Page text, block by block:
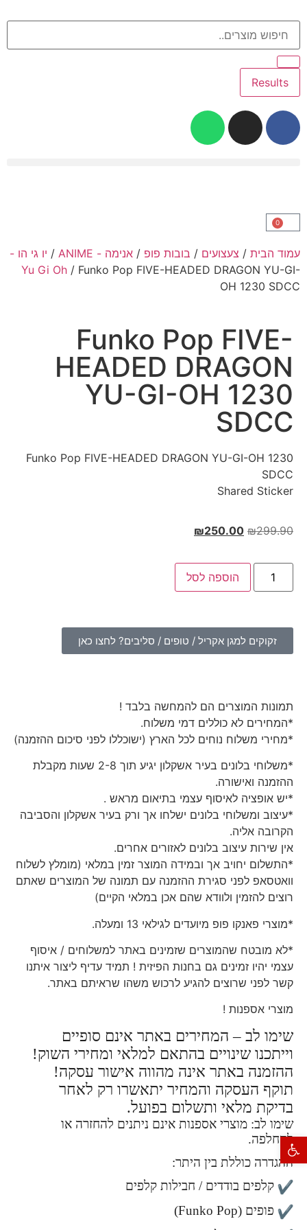
זמן אספקה 1-3 ימי עסקים
Results
0
עמוד הבית / צעצועים / בובות פופ / אנימה - ANIME / יו גי הו -
Yu Gi Oh / Funko Pop FIVE-HEADED DRAGON YU-GI-
OH 1230 SDCC
Funko Pop FIVE-
HEADED DRAGON
YU-GI-OH 1230
SDCC
Funko Pop FIVE-HEADED DRAGON YU-GI-OH 1230
SDCC
Shared Sticker
₪299.90
₪250.00
הוספה לסל
זקוקים למגן אקריל / טופים / סליבים? לחצו כאן
תמונות המוצרים הם להמחשה בלבד !
*המחירים לא כוללים דמי משלוח.
*מחירי משלוח נוחים לכל הארץ (ישוכללו לפני סיכום ההזמנה)
*משלוחי בלונים בעיר אשקלון יגיע תוך 2-8 שעות מקבלת
ההזמנה ואישורה.
*יש אופציה לאיסוף עצמי בתיאום מראש .
*עיצוב ומשלוחי בלונים ישלחו אך ורק בעיר אשקלון והסביבה
הקרובה אליה.
אין שירות עיצוב בלונים לאזורים אחרים.
*התשלום יחויב אך ובמידה המוצר זמין במלאי (מומלץ לשלוח
וואטסאפ לפני סגירת ההזמנה עם תמונה של המוצרים שאתם
רוצים להזמין ולוודא שהם אכן במלאי הקיים)
*מוצרי פאנקו פופ מיועדים לגילאי 13 ומעלה.
*לא מובטח שהמוצרים שזמינים באתר למשלוחים / איסוף
עצמי יהיו זמינים גם בחנות הפיזית ! תמיד עדיף ליצור איתנו
קשר לפני שרוצים להגיע לרכוש משהו שראיתם באתר.
מוצרי אספנות !
שימו לב – המחירים באתר אינם סופיים
וייתכנו שינויים בהתאם למלאי ומחירי השוק!
ההזמנה באתר אינה מהווה אישור עסקה!
תוקף העסקה והמחיר יתאשרו רק לאחר
בדיקת מלאי ותשלום בפועל.
שימו לב: מוצרי אספנות אינם ניתנים להחזרה או
להחלפה.
ההגדרה כוללת בין היתר:
קלפים בודדים / חבילות קלפים
פופים (Funko Pop)
פתח סרגל נגישות